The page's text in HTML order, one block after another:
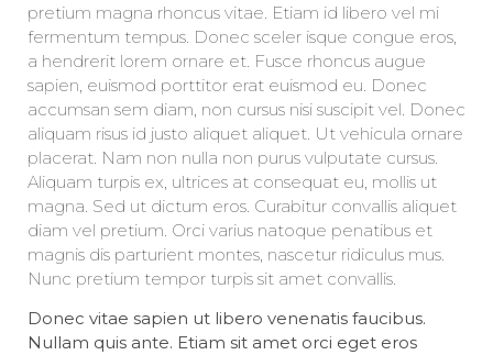
pretium magna rhoncus vitae. Etiam id libero vel mi
fermentum tempus. Donec sceler isque congue eros,
a hendrerit lorem ornare et. Fusce rhoncus augue
sapien, euismod porttitor erat euismod eu. Donec
accumsan sem diam, non cursus nisi suscipit vel. Donec
aliquam risus id justo aliquet aliquet. Ut vehicula ornare
placerat. Nam non nulla non purus vulputate cursus.
Aliquam turpis ex, ultrices at consequat eu, mollis ut
magna. Sed ut dictum eros. Curabitur convallis aliquet
diam vel pretium. Orci varius natoque penatibus et
magnis dis parturient montes, nascetur ridiculus mus.
Nunc pretium tempor turpis sit amet convallis.
Donec vitae sapien ut libero venenatis faucibus.
Nullam quis ante. Etiam sit amet orci eget eros